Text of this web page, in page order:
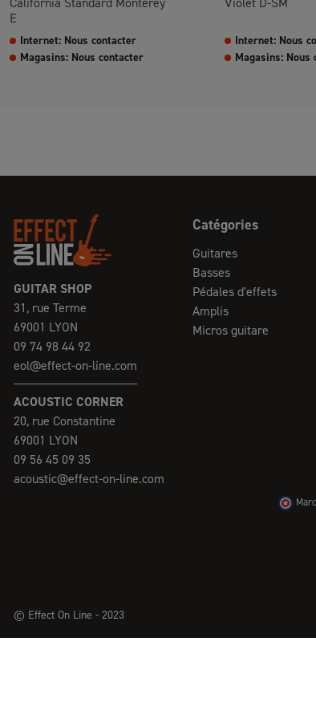
E
Internet: Nous contacter
Magasins: Nous contacter
Internet: Nous
Magasins: Nous
GUITAR SHOP
31, rue Terme
69001 LYON
09 74 98 44 92
eol@effect-on-line.com
ACOUSTIC CORNER
20, rue Constantine
69001 LYON
09 56 45 09 35
acoustic@effect-on-line.com
Catégories
Guitares
Basses
Pédales d'effets
Amplis
Micros guitare
© Effect On Line - 2023